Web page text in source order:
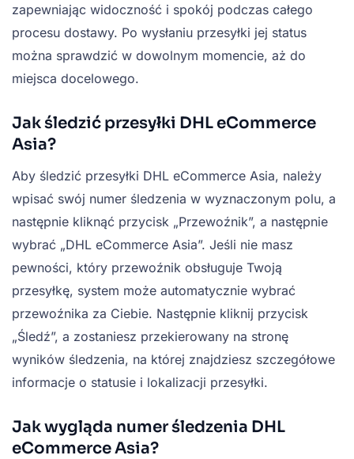
zapewniając widoczność i spokój podczas całego
procesu dostawy. Po wysłaniu przesyłki jej status
można sprawdzić w dowolnym momencie, aż do
miejsca docelowego.
Jak śledzić przesyłki DHL eCommerce
Asia?
Aby śledzić przesyłki DHL eCommerce Asia, należy
wpisać swój numer śledzenia w wyznaczonym polu, a
następnie kliknąć przycisk „Przewoźnik”, a następnie
wybrać „DHL eCommerce Asia”. Jeśli nie masz
pewności, który przewoźnik obsługuje Twoją
przesyłkę, system może automatycznie wybrać
przewoźnika za Ciebie. Następnie kliknij przycisk
„Śledź”, a zostaniesz przekierowany na stronę
wyników śledzenia, na której znajdziesz szczegółowe
informacje o statusie i lokalizacji przesyłki.
Jak wygląda numer śledzenia DHL
eCommerce Asia?